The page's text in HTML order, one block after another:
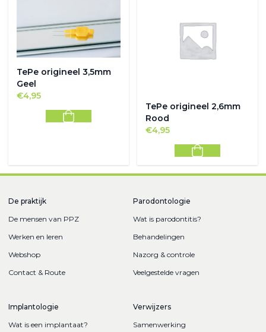
TePe origineel 3,5mm
Geel
€4,95
TePe origineel 2,6mm
Rood
€4,95
De praktijk
De mensen van PPZ
Werken en leren
Webshop
Contact & Route
Parodontologie
Wat is parodontitis?
Behandelingen
Nazorg & controle
Veelgestelde vragen
Implantologie
Wat is een implantaat?
Verwijzers
Samenwerking